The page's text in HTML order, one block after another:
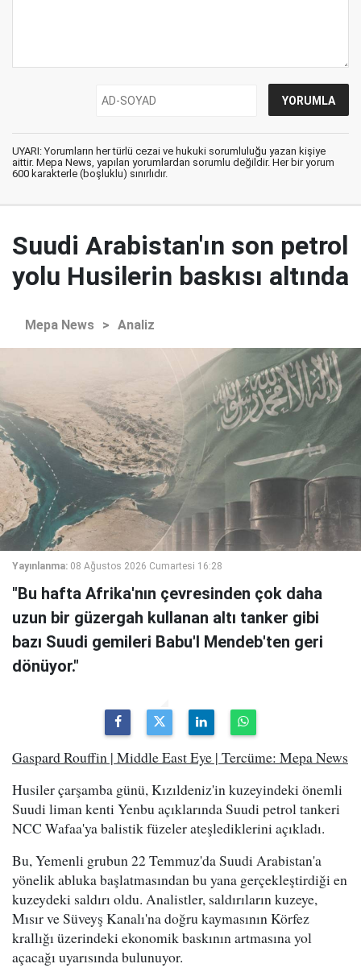
UYARI: Yorumların her türlü cezai ve hukuki sorumluluğu yazan kişiye
aittir. Mepa News, yapılan yorumlardan sorumlu değildir. Her bir yorum
600 karakterle (boşluklu) sınırlıdır.
Suudi Arabistan'ın son petrol
yolu Husilerin baskısı altında
Mepa News > Analiz
Yayınlanma: 08 Ağustos 2026 Cumartesi 16:28
"Bu hafta Afrika'nın çevresinden çok daha
uzun bir güzergah kullanan altı tanker gibi
bazı Suudi gemileri Babu'l Mendeb'ten geri
dönüyor."
Gaspard Rouffin | Middle East Eye | Tercüme: Mepa News
Husiler çarşamba günü, Kızıldeniz'in kuzeyindeki önemli
Suudi liman kenti Yenbu açıklarında Suudi petrol tankeri
NCC Wafaa'ya balistik füzeler ateşlediklerini açıkladı.
Bu, Yemenli grubun 22 Temmuz'da Suudi Arabistan'a
yönelik abluka başlatmasından bu yana gerçekleştirdiği en
kuzeydeki saldırı oldu. Analistler, saldırıların kuzeye,
Mısır ve Süveyş Kanalı'na doğru kaymasının Körfez
krallığı üzerindeki ekonomik baskının artmasına yol
açacağı uyarısında bulunuyor.